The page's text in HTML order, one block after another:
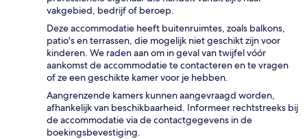
vakgebied, bedrijf of beroep.
Deze accommodatie heeft buitenruimtes, zoals balkons,
patio's en terrassen, die mogelijk niet geschikt zijn voor
kinderen. We raden aan om in geval van twijfel vóór
aankomst de accommodatie te contacteren en te vragen
of ze een geschikte kamer voor je hebben.
Aangrenzende kamers kunnen aangevraagd worden,
afhankelijk van beschikbaarheid. Informeer rechtstreeks bij
de accommodatie via de contactgegevens in de
boekingsbevestiging.